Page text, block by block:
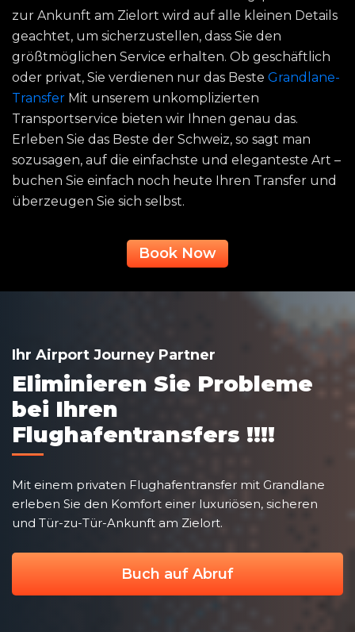
zur Ankunft am Zielort wird auf alle kleinen Details
geachtet, um sicherzustellen, dass Sie den
größtmöglichen Service erhalten. Ob geschäftlich
oder privat, Sie verdienen nur das Beste Grandlane-
Transfer Mit unserem unkomplizierten
Transportservice bieten wir Ihnen genau das.
Erleben Sie das Beste der Schweiz, so sagt man
sozusagen, auf die einfachste und eleganteste Art –
buchen Sie einfach noch heute Ihren Transfer und
überzeugen Sie sich selbst.
Book Now
Ihr Airport Journey Partner
Eliminieren Sie Probleme
bei Ihren
Flughafentransfers !!!!
Mit einem privaten Flughafentransfer mit Grandlane
erleben Sie den Komfort einer luxuriösen, sicheren
und Tür-zu-Tür-Ankunft am Zielort.
Buch auf Abruf